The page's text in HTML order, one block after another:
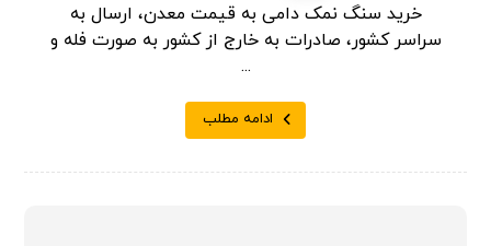
خرید سنگ نمک دامی به قیمت معدن، ارسال به
سراسر کشور، صادرات به خارج از کشور به صورت فله و
...
ادامه مطلب